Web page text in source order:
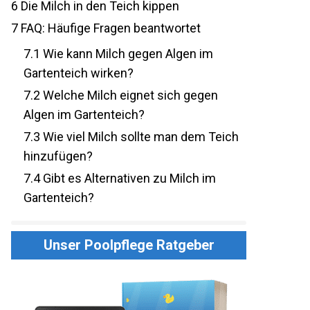
6 Die Milch in den Teich kippen
7 FAQ: Häufige Fragen beantwortet
7.1 Wie kann Milch gegen Algen im
Gartenteich wirken?
7.2 Welche Milch eignet sich gegen
Algen im Gartenteich?
7.3 Wie viel Milch sollte man dem Teich
hinzufügen?
7.4Gibt es Alternativen zu Milch im
Gartenteich?
Unser Poolpflege Ratgeber